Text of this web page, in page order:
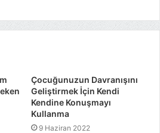
Çocuğunuzun Davranışını
Geliştirmek İçin Kendi
Kendine Konuşmayı
Kullanma
9 Haziran 2022